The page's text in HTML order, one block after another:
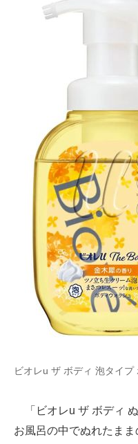
モノづくり技術者専門サイト
エレクトロニクス専門サイ
電子設計の基本と応用
エネルギーの専門メディア
建設×テクノロジーの最前
ちょっと気になるネットの
ビオレu ザ ボディ 泡タイプ
「ビオレu ザ ボディ
お風呂の中でぬれたま